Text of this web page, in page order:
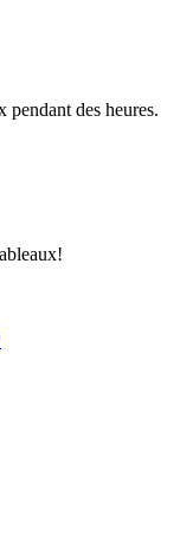
pendant des heures.